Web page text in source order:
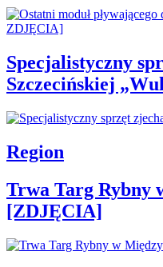
Specjalistyczny
Szczecińskiej
Region
Trwa Targ Rybny
[ZDJĘCIA]